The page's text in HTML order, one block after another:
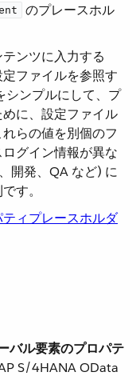
​ のプレースホル
ンツに入力する
ファイルを参照す
シンプルにして、プ
に、設定ファイル
らの値を別個のフ
グイン情報が異な
開発、QA など) に
す。
ティプレースホルダ
バル要素のプロパテ
S/4HANA OData